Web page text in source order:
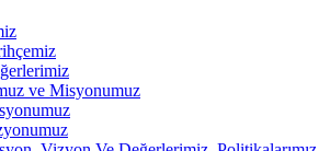
ve Misyonumuz